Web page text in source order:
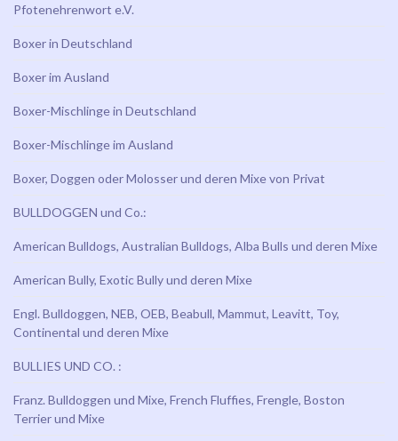
Pfotenehrenwort e.V.
Boxer in Deutschland
Boxer im Ausland
Boxer-Mischlinge in Deutschland
Boxer-Mischlinge im Ausland
Boxer, Doggen oder Molosser und deren Mixe von Privat
BULLDOGGEN und Co.:
American Bulldogs, Australian Bulldogs, Alba Bulls und deren Mixe
American Bully, Exotic Bully und deren Mixe
Engl. Bulldoggen, NEB, OEB, Beabull, Mammut, Leavitt, Toy,
Continental und deren Mixe
BULLIES UND CO. :
Franz. Bulldoggen und Mixe, French Fluffies, Frengle, Boston
Terrier und Mixe